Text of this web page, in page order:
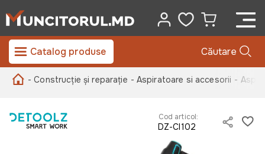
Catalog produse Căutare
- Construcție și reparație - Aspiratoare si accesorii -
Cod articol:
DZ-CI102